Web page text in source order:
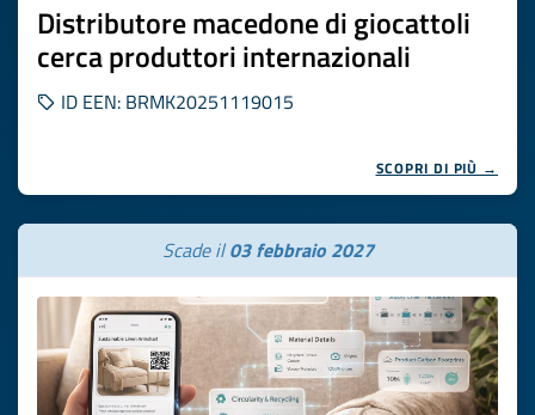
Distributore macedone di giocattoli
cerca produttori internazionali
ID EEN: BRMK20251119015
SCOPRI DI PIÙ →
Scade il03 febbraio 2027